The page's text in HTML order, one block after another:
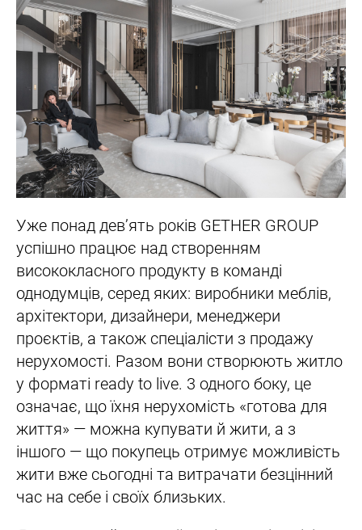
Уже понад дев’ять років GETHER GROUP
успішно працює над створенням
висококласного продукту в команді
однодумців, серед яких: виробники меблів,
архітектори, дизайнери, менеджери
проєктів, а також спеціалісти з продажу
нерухомості. Разом вони створюють житло
у форматі ready to live. 3 одного боку, це
означає, що їхня нерухомість «готова для
життя» — можна купувати й жити, а з
іншого — що покупець отримує можливість
жити вже сьогодні та витрачати безцінний
час на себе і своїх близьких.